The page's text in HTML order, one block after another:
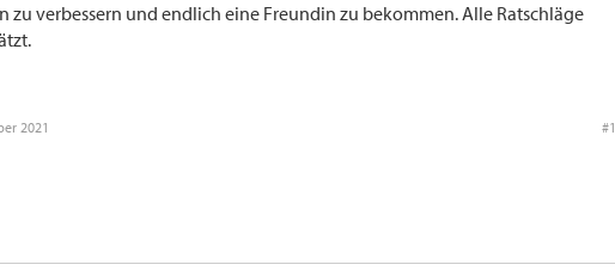
zu verbessern und endlich eine Freundin zu bekommen. Alle Ratschläge
2021 #1